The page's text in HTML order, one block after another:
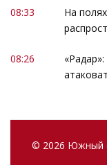
08:33
На
08:26
© 2026 Южный